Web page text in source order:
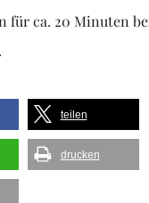
für ca. 20 Minuten
teilen
drucken